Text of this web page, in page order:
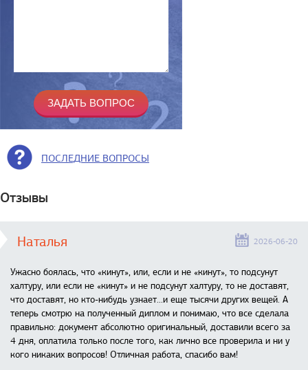
ПОСЛЕДНИЕ ВОПРОСЫ
Отзывы
Наталья 2026-06-20
Ужасно боялась, что «кинут», или, если и не «кинут», то подсунут
халтуру, или если не «кинут» и не подсунут халтуру, то не доставят,
что доставят, но кто-нибудь узнает...и еще тысячи других вещей. А
теперь смотрю на полученный диплом и понимаю, что все сделала
правильно: документ абсолютно оригинальный, доставили всего за
4 дня, оплатила только после того, как лично все проверила и ни у
кого никаких вопросов! Отличная работа, спасибо вам!